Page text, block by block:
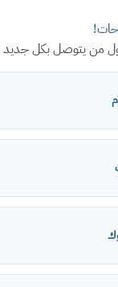
أول من يتوصل بكل